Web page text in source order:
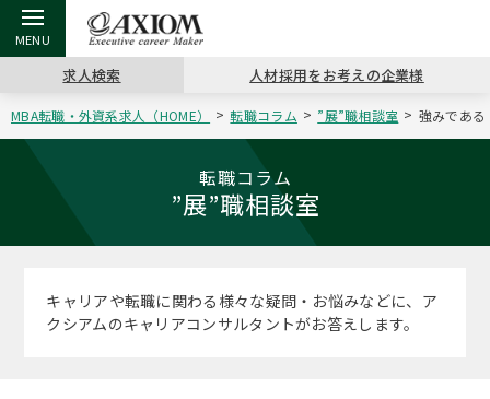
戻る
アクシアムの特長
戻る
サービス案内
戻る
戻る
キャリア支援 TOP
キャリアデザイン講座
（最新求人市場動向）
戻る
ステージ別アドバイス
戻る
戻る
転職ツール TOP
英文レジュメの書き方
戻る
日本語履歴書テンプレート
戻る
転職コラム TOP
“展”職相談室
コンサルティングの現場から
戻る
イベント・セミナー TOP
キャリアデザインセミナー
ジョブフェア
戻る
会社概要 TOP
アクセス
求人検索 人材採用をお考えの企業様
MBA転職・外資系求人（HOME） 転職コラム ”展”職相談室 強みであ
転職コラム
”展”職相談室
キャリアや転職に関わる様々な疑問・お悩みなどに、ア
クシアムのキャリアコンサルタントがお答えします。